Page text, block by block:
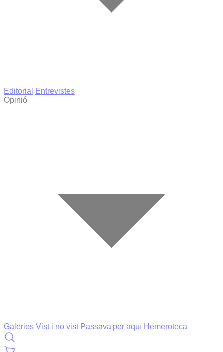
Editorial
Entrevistes
Opinió
Galeries Vist i no vist Passava per aquí Hemeroteca